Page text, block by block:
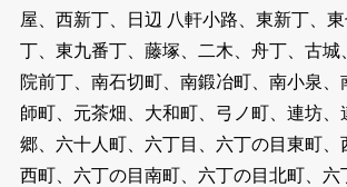
屋、西新丁、日辺 八軒小路、東新丁、
丁、東九番丁、藤塚、二木、舟丁、古城
院前丁、南石切町、南鍛冶町、南小泉、
師町、元茶畑、大和町、弓ノ町、連坊、
郷、六十人町、六丁目、六丁の目東町、
西町、六丁の目南町、六丁の目北町、六